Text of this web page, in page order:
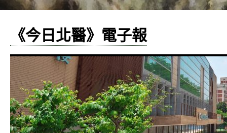
《今日北醫》電子報